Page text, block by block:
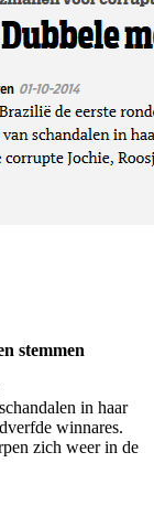
stemmen
in haar
winnares.
zich weer in de